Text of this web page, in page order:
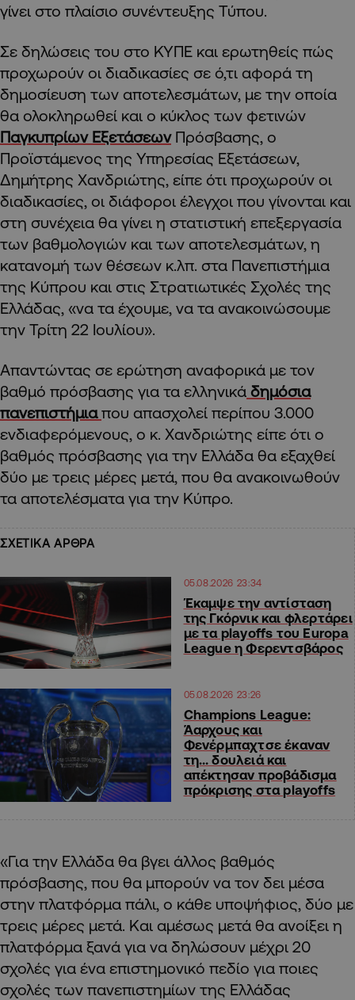
γίνει στο πλαίσιο συνέντευξης Τύπου.
Σε δηλώσεις του στο ΚΥΠΕ και ερωτηθείς πώς
προχωρούν οι διαδικασίες σε ό,τι αφορά τη
δημοσίευση των αποτελεσμάτων, με την οποία
θα ολοκληρωθεί και ο κύκλος των φετινών
Παγκυπρίων ΕξετάσεωνΠρόσβασης, ο
Προϊστάμενος της Υπηρεσίας Εξετάσεων,
Δημήτρης Χανδριώτης, είπε ότι προχωρούν οι
διαδικασίες, οι διάφοροι έλεγχοι που γίνονται και
στη συνέχεια θα γίνει η στατιστική επεξεργασία
των βαθμολογιών και των αποτελεσμάτων, η
κατανομή των θέσεων κ.λπ. στα Πανεπιστήμια
της Κύπρου και στις Στρατιωτικές Σχολές της
Ελλάδας, «να τα έχουμε, να τα ανακοινώσουμε
την Τρίτη 22 Ιουλίου».
Απαντώντας σε ερώτηση αναφορικά με τον
βαθμό πρόσβασης για τα ελληνικά δημόσια
πανεπιστήμιαπου απασχολεί περίπου 3.000
ενδιαφερόμενους, ο κ. Χανδριώτης είπε ότι ο
βαθμός πρόσβασης για την Ελλάδα θα εξαχθεί
δύο με τρεις μέρες μετά, που θα ανακοινωθούν
τα αποτελέσματα για την Κύπρο.
ΣΧΕΤΙΚΑ ΑΡΘΡΑ
05.08.2026 23:34
Έκαμψε την αντίσταση
της Γκόρνικ και φλερτάρει
με τα playoffs του Europa
League η Φερεντσβάρος
05.08.2026 23:26
Champions League:
Άαρχους και
Φενέρμπαχτσε έκαναν
τη… δουλειά και
απέκτησαν προβάδισμα
πρόκρισης στα playoffs
«Για την Ελλάδα θα βγει άλλος βαθμός
πρόσβασης, που θα μπορούν να τον δει μέσα
στην πλατφόρμα πάλι, ο κάθε υποψήφιος, δύο με
τρεις μέρες μετά. Και αμέσως μετά θα ανοίξει η
πλατφόρμα ξανά για να δηλώσουν μέχρι 20
σχολές για ένα επιστημονικό πεδίο για ποιες
σχολές των πανεπιστημίων της Ελλάδας